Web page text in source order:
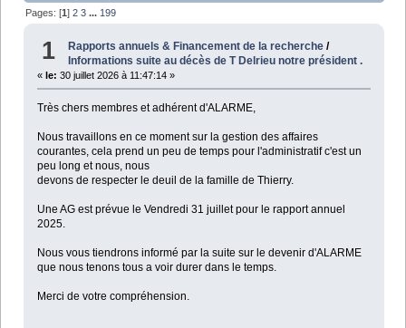
Pages: [1]2 3 ...199
1 Rapports annuels & Financement de la recherche /
Informations suite au décès de T Delrieu notre président .
« le: 30 juillet 2026 à 11:47:14 »
Très chers membres et adhérent d'ALARME,
Nous travaillons en ce moment sur la gestion des affaires
courantes, cela prend un peu de temps pour l'administratif c'est un
peu long et nous, nous
devons de respecter le deuil de la famille de Thierry.
Une AG est prévue le Vendredi 31 juillet pour le rapport annuel
2025.
Nous vous tiendrons informé par la suite sur le devenir d'ALARME
que nous tenons tous a voir durer dans le temps.
Merci de votre compréhension.